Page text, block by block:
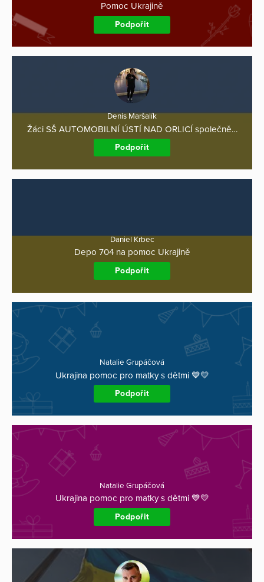
Pomoc Ukrajině
Podpořit
Denis Maršalík
Žáci SŠ AUTOMOBILNÍ ÚSTÍ NAD ORLICÍ společně…
Podpořit
Daniel Krbec
Depo 704 na pomoc Ukrajině
Podpořit
Natalie Grupáčová
Ukrajina pomoc pro matky s dětmi 💙💛
Podpořit
Natalie Grupáčová
Ukrajina pomoc pro matky s dětmi 💙💛
Podpořit